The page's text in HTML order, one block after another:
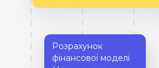
Розрахунок
фінансової моделі